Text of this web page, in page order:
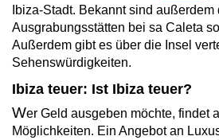
Ibiza-Stadt. Bekannt sind außerdem
Ausgrabungsstätten bei sa Caleta
Außerdem gibt es über die Insel
Sehenswürdigkeiten.
Ibiza teuer: Ist Ibiza teuer?
Wer Geld ausgeben möchte, findet
Möglichkeiten. Ein Angebot an